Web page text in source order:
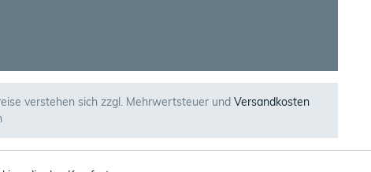
verstehen sich zzgl. Mehrwertsteuer und Versandkosten